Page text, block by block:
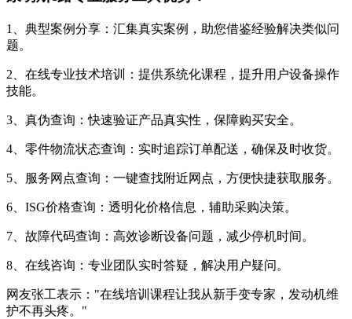
1、典型案例分享：汇集真实案例，助您借鉴经验解决类似问
题。
2、在线专业技术培训：提供系统化课程，提升用户设备操作
技能。
3、真伪查询：快速验证产品真实性，保障购买安全。
4、零件物流状态查询：实时追踪订单配送，确保及时收货。
5、服务网点查询：一键查找附近网点，方便快捷获取服务。
6、ISG价格查询：透明化价格信息，辅助采购决策。
7、故障代码查询：高效诊断设备问题，减少停机时间。
8、在线咨询：专业团队实时答疑，解决用户疑问。
网友张工表示："在线培训课程让我从新手变专家，发动机维
护不再头疼。"